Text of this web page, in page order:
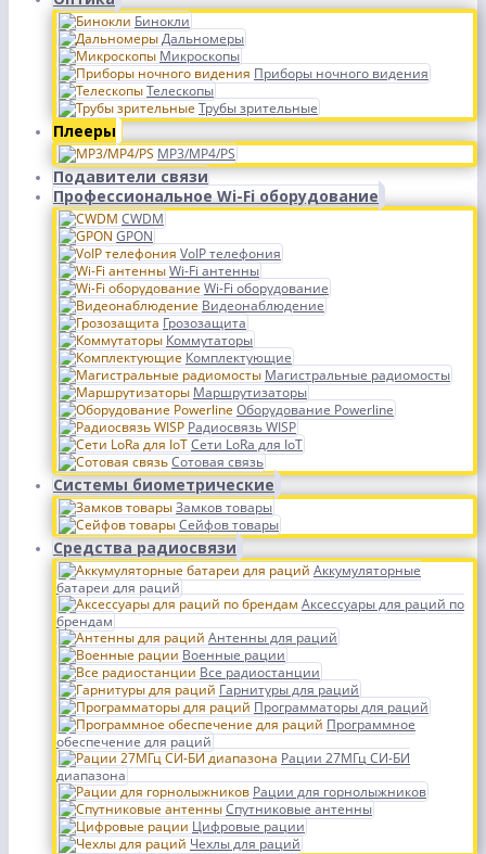
Бинокли
Дальномеры
Микроскопы
Приборы ночного видения
Телескопы
Трубы зрительные
Плееры
MP3/MP4/PS
Подавители связи
Профессиональное Wi-Fi оборудование
CWDM
GPON
VoIP телефония
Wi-Fi антенны
Wi-Fi оборудование
Видеонаблюдение
Грозозащита
Коммутаторы
Комплектующие
Магистральные радиомосты
Маршрутизаторы
Оборудование Powerline
Радиосвязь WISP
Сети LoRa для IoT
Сотовая связь
Системы биометрические
Замков товары
Сейфов товары
Средства радиосвязи
Аккумуляторные
батареи для раций
Аксессуары для раций по
брендам
Антенны для раций
Военные рации
Все радиостанции
Гарнитуры для раций
Программаторы для раций
Программное
обеспечение для раций
Рации 27МГц СИ-БИ
диапазона
Рации для горнолыжников
Спутниковые антенны
Цифровые рации
Чехлы для раций